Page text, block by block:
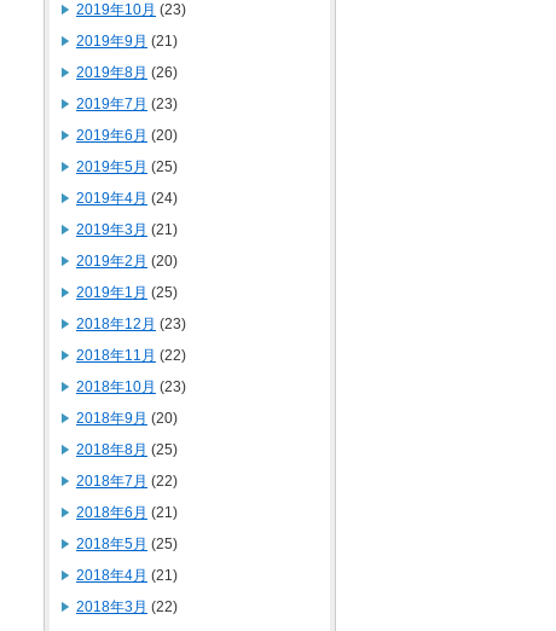
2019年10月 (23)
2019年9月 (21)
2019年8月 (26)
2019年7月 (23)
2019年6月 (20)
2019年5月 (25)
2019年4月 (24)
2019年3月 (21)
2019年2月 (20)
2019年1月 (25)
2018年12月 (23)
2018年11月 (22)
2018年10月 (23)
2018年9月 (20)
2018年8月 (25)
2018年7月 (22)
2018年6月 (21)
2018年5月 (25)
2018年4月 (21)
2018年3月 (22)